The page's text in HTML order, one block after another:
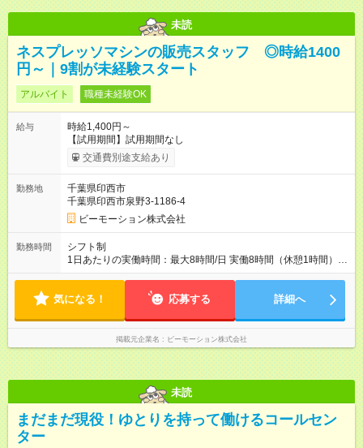
未読
ネスプレッソマシンの販売スタッフ ◎時給1400
円～｜9割が未経験スタート
アルバイト 職種未経験OK
給与
時給1,400円～
【試用期間】試用期間なし
交通費別途支給あり
勤務地
千葉県印西市
千葉県印西市泉野3-1186-4
ビーモーション株式会社
勤務時間
シフト制
1日あたりの実働時間：最大8時間/日 実働8時間（休憩1時間）の
勤務となります。 ▼シフト例 9:00～17:00 12:00～20:00
気になる！ 応募する 詳細へ
掲載元企業名 ビーモーション株式会社
未読
まだまだ現役！ゆとりを持って働けるコールセン
ター